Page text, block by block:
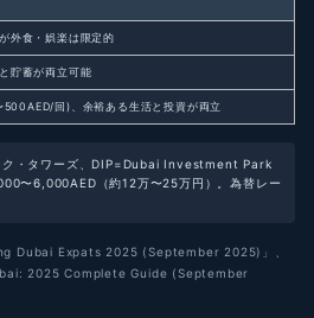
外食・娯楽は限定的
貯蓄が両立可能
回)、余裕ある生活と投資が両立
ク・タワーズ、DIP=Dubai Investment Park
〜6,000AED（約12万〜25万円）。為替レー
Dubai Expats 2025 (September 2025)」、
2025 Complete Guide (September